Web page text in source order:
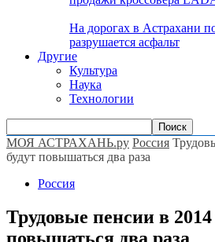
На дорогах в Астрахани
разрушается асфальт
Другие
Культура
Наука
Технологии
МОЯ АСТРАХАНЬ.ру Россия
будут повышаться два раза
Россия
Трудовые пенсии в 2014